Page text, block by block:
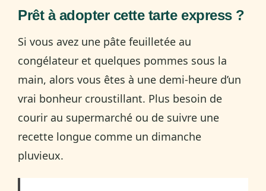
Prêt à adopter cette tarte express ?
Si vous avez une pâte feuilletée au
congélateur et quelques pommes sous la
main, alors vous êtes à une demi-heure d’un
vrai bonheur croustillant. Plus besoin de
courir au supermarché ou de suivre une
recette longue comme un dimanche
pluvieux.